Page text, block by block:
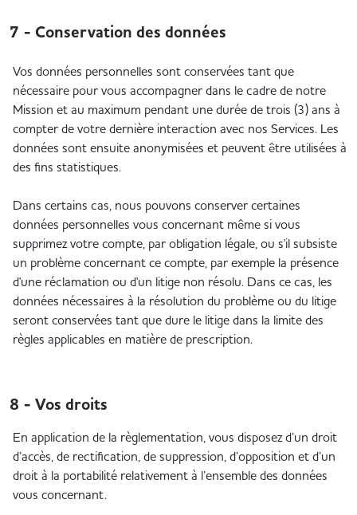
7 - Conservation des données
Vos données personnelles sont conservées tant que
nécessaire pour vous accompagner dans le cadre de notre
Mission et au maximum pendant une durée de trois (3) ans à
compter de votre dernière interaction avec nos Services. Les
données sont ensuite anonymisées et peuvent être utilisées à
des fins statistiques.
Dans certains cas, nous pouvons conserver certaines
données personnelles vous concernant même si vous
supprimez votre compte, par obligation légale, ou s'il subsiste
un problème concernant ce compte, par exemple la présence
d'une réclamation ou d'un litige non résolu. Dans ce cas, les
données nécessaires à la résolution du problème ou du litige
seront conservées tant que dure le litige dans la limite des
règles applicables en matière de prescription.
8 - Vos droits
En application de la règlementation, vous disposez d’un droit
d’accès, de rectification, de suppression, d’opposition et d’un
droit à la portabilité relativement à l’ensemble des données
vous concernant.